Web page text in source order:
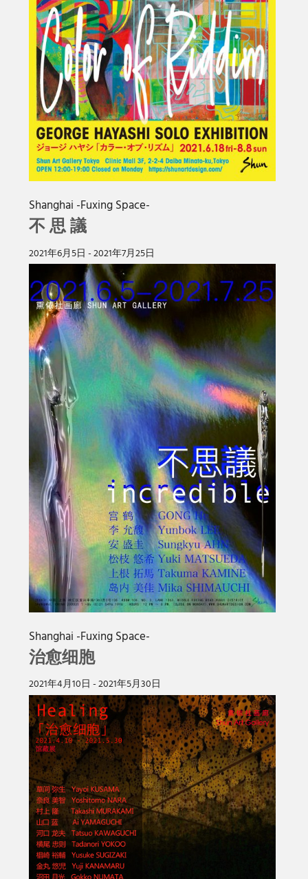
Shanghai -Fuxing Space-
不 思 議
2021年6月5日 - 2021年7月25日
Shanghai -Fuxing Space-
治愈细胞
2021年4月10日 - 2021年5月30日